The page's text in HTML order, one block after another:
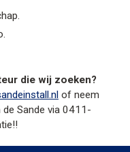
die wij zoeken?
of neem
Sande via 0411-